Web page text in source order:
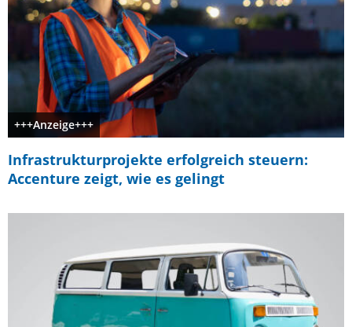
+++Anzeige+++
Infrastrukturprojekte erfolgreich steuern:
Accenture zeigt, wie es gelingt